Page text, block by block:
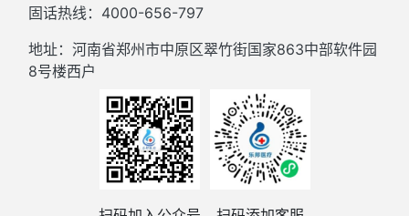
固话热线：4000-656-797
地址：河南省郑州市中原区翠竹街国家863中部软件园
8号楼西户